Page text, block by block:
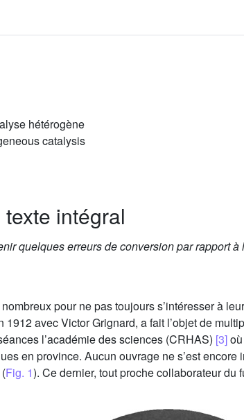
hétérogène
catalysis
intégral
quelques erreurs de conversion par rapport à
pour ne pas toujours s’intéresser à
avec Victor Grignard, a fait l’objet de
l’académie des sciences (CRHAS) [3]
en province. Aucun ouvrage ne s’est
Fig. 1). Ce dernier, tout proche collaborateur du